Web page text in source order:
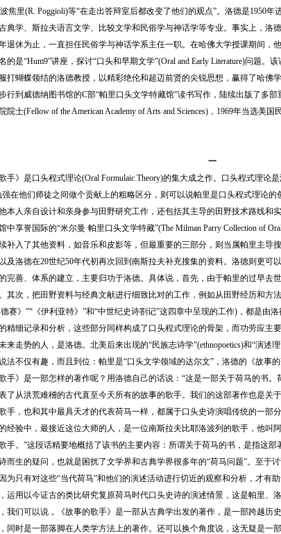
焦里(R. Poggioli)等“在走出答辩室后都改变了他们的观点”。洛德是1950
典学、斯拉夫语言文学、比较文学和民俗学与神话学等专业。事实上，洛
退休为止，一直担任民俗学与神话学系主任一职。在哈佛大学授课期间
的是“Hum9”讲座，探讨“口头和早期文学”(Oral and Early Literature)问题
打蝴蝶领结的洛德教授，以精彩绝伦和超迈前贤的尖锐思想，赢得了哈佛
行到威德纳图书馆的C部“帕里口头文学特藏馆”读书写作，陆续出版了多
院士(Fellow of the American Academy of Arts and Sciences)，1969年当选美
一
》是口头程式理论(Oral Formulaic Theory)的集大成之作。口头程式理论
强在他们师徒之间做个贡献上的粗略区分，则可以说帕里是口头程式理论
本人亲自设计和亲身参与田野研究工作，还包括其主导的田野技术路线和
中享誉国际的“米尔曼·帕里口头文学特藏”(The Milman Parry Collection of
补入了其他资料，如音乐和皮影等，但最重要的三部分，则当属帕里主导
及洛德在20世纪50年代初再次回到南斯拉夫补充搜集的资料。洛德则更
完善、体系的建立，主要归功于洛德。具体说，首先，由于帕里的过早去
其次，把田野资料与经典文献进行细致比对的工作，例如从田野经历和方
德赛》”“《伊利亚特》”和“中世纪史诗劄记”这四章中呈现的工作)，都是由
精细记录和分析，这些部分同样构成了口头程式理论的骨架，而功劳应主
来走势的人，是洛德。北美后来出现的“民族志诗学”(ethnopoetics)和“演述
法不仅有趣，而且到位：帕里是“口头文学领域的达尔文”，洛德的《故事的
》是一部怎样的著作呢？用洛德自己的话说：“这是一部关于荷马的书。
了从洪荒难稽的古代直至今天所有的故事的歌手。我们的这部著作也是关
手，也和其中最具天才的代表荷马一样，都属于口头史诗演唱传统的一部
经验中，最接近这位大师的人，是一位南斯拉夫比耶洛波列的歌手，他叫
手。”这段话精要地概括了该书的主要内容：所谓关于荷马的书，是指这
而生的疑问，也就是困扰了文学界和古典学界很多年的“荷马问题”。至于
为只有对这些“当代荷马”和他们的演述活动进行切近的观察和分析，才有
运用以今证古的类比研究复原荷马时代口头史诗的演述情景，这是帕里、
我们可以说，《故事的歌手》是一部从古典学出发的著作，是一部跨越历
同时是一部落脚在人类学方法上的著作。还可以换个角度说，这无疑是一